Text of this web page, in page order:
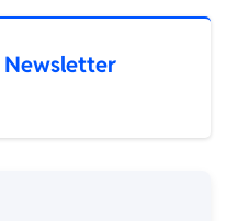
Newsletter